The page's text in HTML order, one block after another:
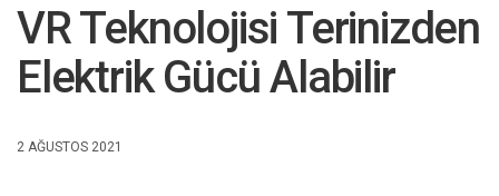
VR Teknolojisi Terinizden
Elektrik Gücü Alabilir
2 AĞUSTOS 2021